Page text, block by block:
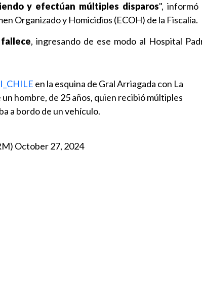
y efectúan múltiples disparos", informó
Organizado y Homicidios (ECOH) de la Fiscalía.
, ingresando de ese modo al Hospital
en la esquina de Gral Arriagada con La
hombre, de 25 años, quien recibió múltiples
a bordo de un vehículo.
October 27, 2024